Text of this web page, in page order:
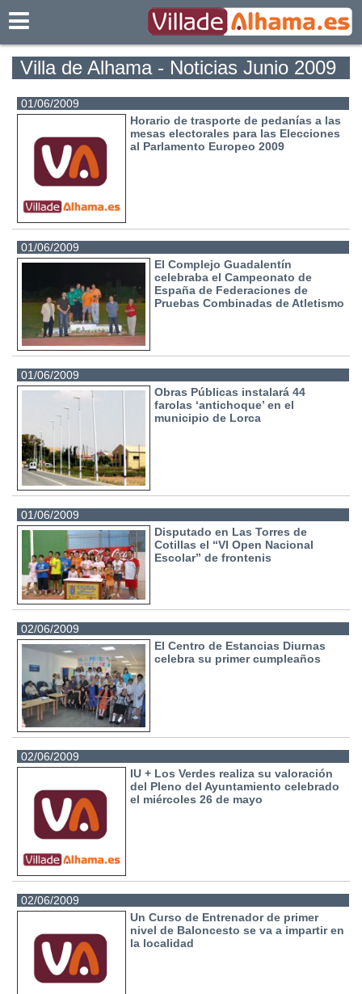
Villa de Alhama - Noticias Junio 2009
01/06/2009
Horario de trasporte de pedanías a las
mesas electorales para las Elecciones
al Parlamento Europeo 2009
01/06/2009
El Complejo Guadalentín
celebraba el Campeonato de
España de Federaciones de
Pruebas Combinadas de Atletismo
01/06/2009
Obras Públicas instalará 44
farolas ‘antichoque’ en el
municipio de Lorca
01/06/2009
Disputado en Las Torres de
Cotillas el “VI Open Nacional
Escolar” de frontenis
02/06/2009
El Centro de Estancias Diurnas
celebra su primer cumpleaños
02/06/2009
IU + Los Verdes realiza su valoración
del Pleno del Ayuntamiento celebrado
el miércoles 26 de mayo
02/06/2009
Un Curso de Entrenador de primer
nivel de Baloncesto se va a impartir en
la localidad